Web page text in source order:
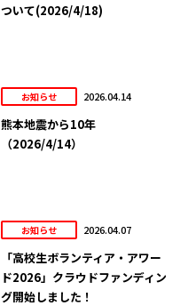
ついて(2026/4/18)
お知らせ 2026.04.14
熊本地震から10年
（2026/4/14）
お知らせ 2026.04.07
「高校生ボランティア・アワー
ド2026」クラウドファンディン
グ開始しました！